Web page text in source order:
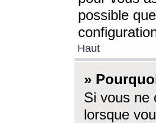
possible
Haut
»
Si vous ne
lorsque